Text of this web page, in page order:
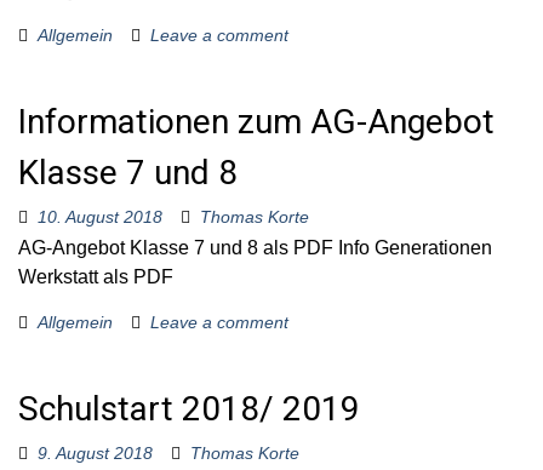
Allgemein Leave a comment
Informationen zum AG-Angebot
Klasse 7 und 8
10. August 2018 Thomas Korte
AG-Angebot Klasse 7 und 8 als PDF Info Generationen
Werkstatt als PDF
Allgemein Leave a comment
Schulstart 2018/ 2019
9. August 2018 Thomas Korte